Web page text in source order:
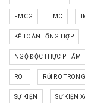
FMCG IMC
KẾ TOÁN TỔNG HỢP
NGỘ ĐỘC THỰC PHẨM
ROI RỦI RO
SỰ KIỆN SỰ KIỆN